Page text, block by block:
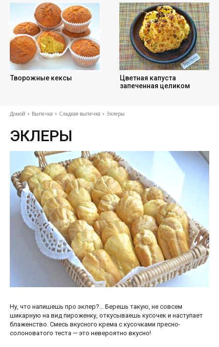
Творожные кексы
Цветная капуста
запеченная целиком